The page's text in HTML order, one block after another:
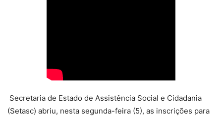
Secretaria de Estado de Assistência Social e Cidadania
(Setasc) abriu, nesta segunda-feira (5), as inscrições para